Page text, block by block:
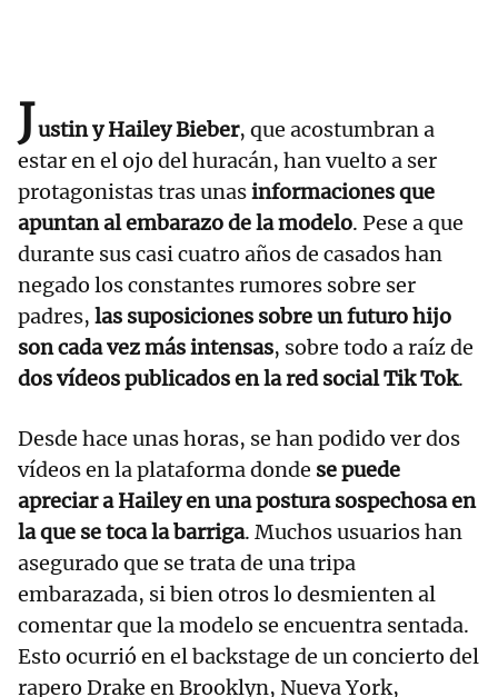
Justin y Hailey Bieber, que acostumbran a
estar en el ojo del huracán, han vuelto a ser
protagonistas tras unasinformaciones que
apuntan al embarazo de la modelo. Pese a que
durante sus casi cuatro años de casados han
negado los constantes rumores sobre ser
padres, las suposiciones sobre un futuro hijo
son cada vez más intensas, sobre todo a raíz de
dos vídeos publicados en la red social Tik Tok.
Desde hace unas horas, se han podido ver dos
vídeos en la plataforma donde se puede
apreciar a Hailey en una postura sospechosa en
la que se toca la barriga. Muchos usuarios han
asegurado que se trata de una tripa
embarazada, si bien otros lo desmienten al
comentar que la modelo se encuentra sentada.
Esto ocurrió en el backstage de un concierto del
rapero Drake en Brooklyn, Nueva York,